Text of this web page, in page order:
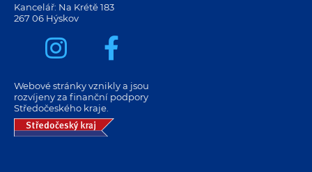
Kancelář: Na Krétě 183
267 06 Hýskov
Webové stránky vznikly a jsou
rozvíjeny za finanční podpory
Středočeského kraje.